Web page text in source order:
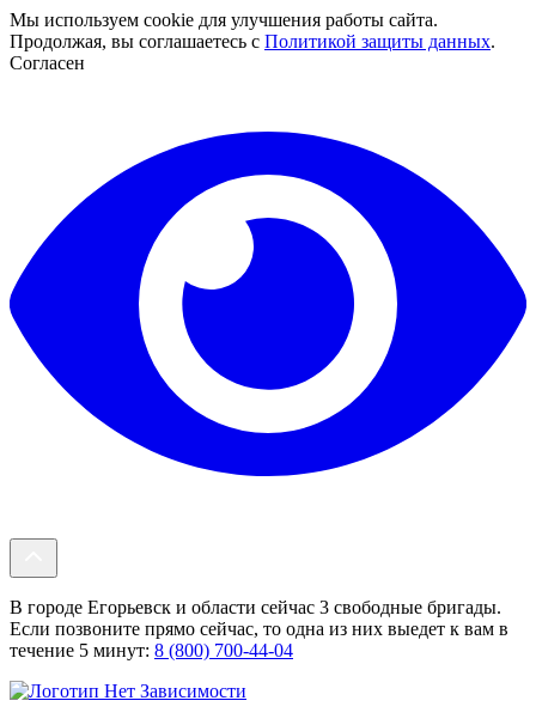
Мы используем cookie для улучшения работы сайта.
Продолжая, вы соглашаетесь с Политикой защиты данных.
Согласен
В городе Егорьевск и области сейчас 3 свободные бригады.
Если позвоните прямо сейчас, то одна из них выедет к вам в
течение 5 минут: 8 (800) 700-44-04